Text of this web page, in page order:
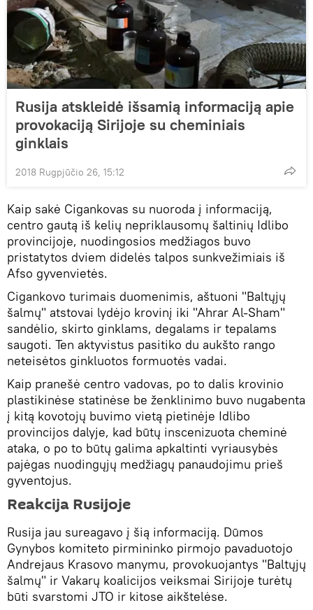
Rusija atskleidė išsamią informaciją apie
provokaciją Sirijoje su cheminiais
ginklais
2018 Rugpjūčio 26, 15:12
Kaip sakė Cigankovas su nuoroda į informaciją,
centro gautą iš kelių nepriklausomų šaltinių Idlibo
provincijoje, nuodingosios medžiagos buvo
pristatytos dviem didelės talpos sunkvežimiais iš
Afso gyvenvietės.
Cigankovo turimais duomenimis, aštuoni "Baltųjų
šalmų" atstovai lydėjo krovinį iki "Ahrar Al-Sham"
sandėlio, skirto ginklams, degalams ir tepalams
saugoti. Ten aktyvistus pasitiko du aukšto rango
neteisėtos ginkluotos formuotės vadai.
Kaip pranešė centro vadovas, po to dalis krovinio
plastikinėse statinėse be ženklinimo buvo nugabenta
į kitą kovotojų buvimo vietą pietinėje Idlibo
provincijos dalyje, kad būtų inscenizuota cheminė
ataka, o po to būtų galima apkaltinti vyriausybės
pajėgas nuodingųjų medžiagų panaudojimu prieš
gyventojus.
Reakcija Rusijoje
Rusija jau sureagavo į šią informaciją. Dūmos
Gynybos komiteto pirmininko pirmojo pavaduotojo
Andrejaus Krasovo manymu, provokuojantys "Baltųjų
šalmų" ir Vakarų koalicijos veiksmai Sirijoje turėtų
būti svarstomi JTO ir kitose aikštelėse.